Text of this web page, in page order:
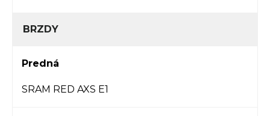
BRZDY
Predná
SRAM RED AXS E1